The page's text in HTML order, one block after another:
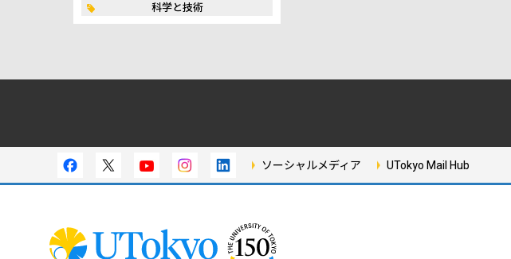
科学と技術
ソーシャルメディア UTokyo Mail Hub